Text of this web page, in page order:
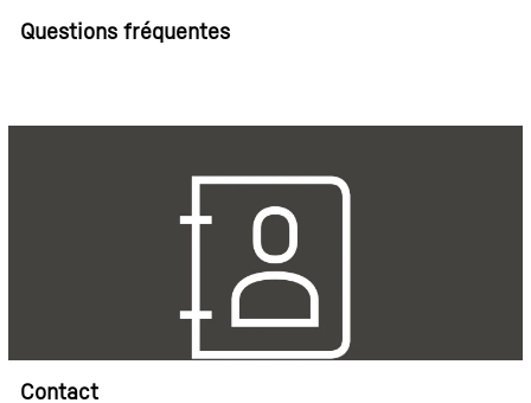
Questions fréquentes
Contact